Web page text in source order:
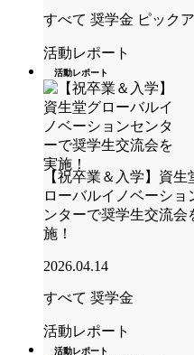
すべて 奨学金 ピック
活動レポート
活動レポート
【祝卒業＆入学】資生
ローバルイノベーショ
ンターで奨学生交流会
施！
2026.04.14
すべて 奨学金
活動レポート
活動レポート